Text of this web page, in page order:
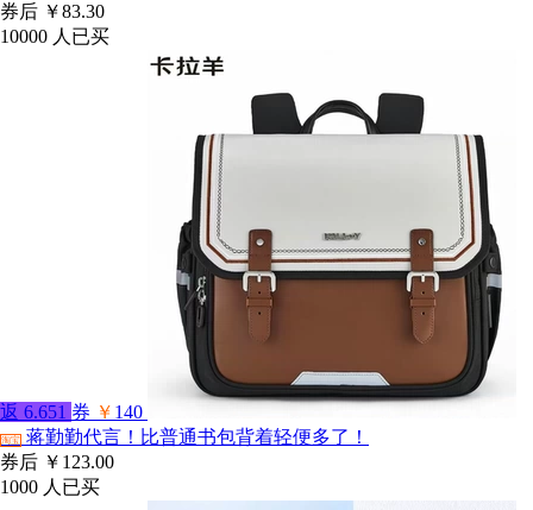
券后 ￥83.30
10000 人已买
返 6.651 券 ￥ 140
淘宝 蒋勤勤代言！比普通书包背着轻便多了！
券后 ￥123.00
1000 人已买